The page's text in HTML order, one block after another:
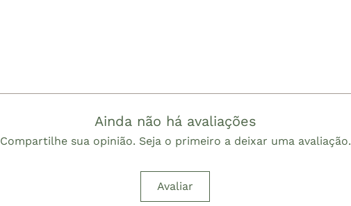
Ainda não há avaliações
Compartilhe sua opinião. Seja o primeiro a deixar uma avaliação.
Avaliar